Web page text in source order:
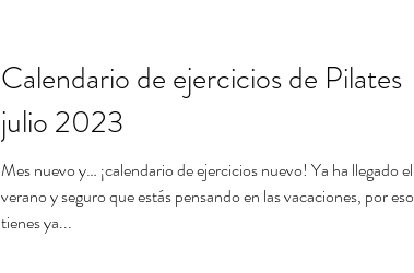
Calendario de ejercicios de Pilates
julio 2023
Mes nuevo y… ¡calendario de ejercicios nuevo! Ya ha llegado el
verano y seguro que estás pensando en las vacaciones, por eso
tienes ya...